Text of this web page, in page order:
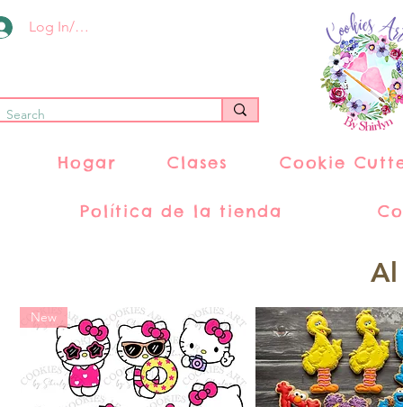
Log In/Register
Hogar Clases Cookie
Política de la tienda
Al
New